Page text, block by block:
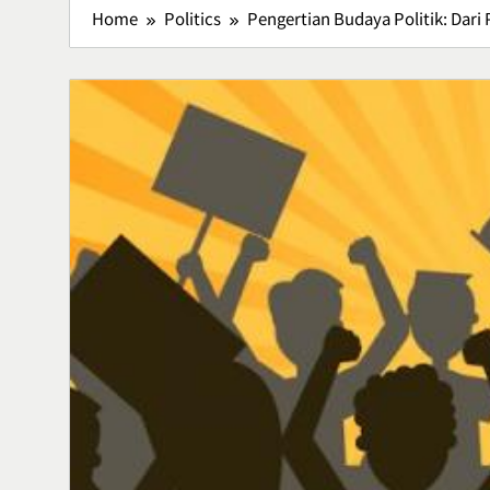
Home Politics Pengertian Budaya Politik: Dari
5
Tradisional
Vertigo
Penyebab,
Adventure